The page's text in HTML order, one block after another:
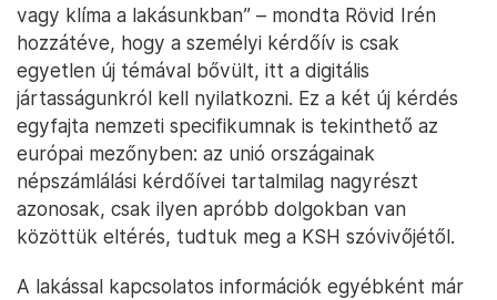
vagy klíma a lakásunkban” – mondta Rövid Irén
hozzátéve, hogy a személyi kérdőív is csak
egyetlen új témával bővült, itt a digitális
jártasságunkról kell nyilatkozni. Ez a két új kérdés
egyfajta nemzeti specifikumnak is tekinthető az
európai mezőnyben: az unió országainak
népszámlálási kérdőívei tartalmilag nagyrészt
azonosak, csak ilyen apróbb dolgokban van
közöttük eltérés, tudtuk meg a KSH szóvivőjétől.
A lakással kapcsolatos információk egyébként már